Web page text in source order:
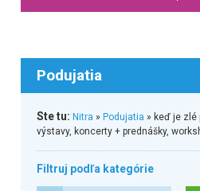
Podujatia
Ste tu: Nitra » Podujatia » keď je zlé
výstavy, koncerty + prednášky,
Filtruj podľa kategórie